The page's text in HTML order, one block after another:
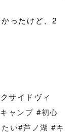
ったけど、2
サイドヴィ
ャンプ #初心
い#芦ノ湖 #キ